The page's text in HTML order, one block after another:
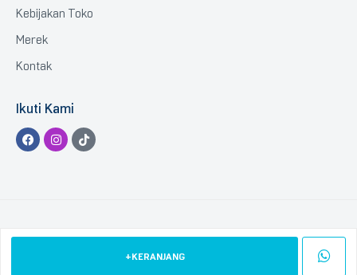
+KERANJANG
Kebijakan Toko
Merek
Kontak
Ikuti Kami